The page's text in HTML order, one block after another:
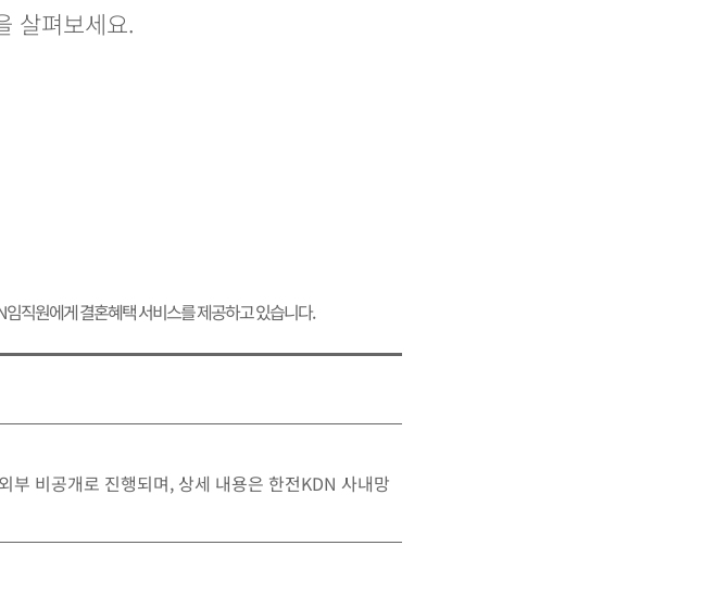
살펴보세요.
임직원에게 결혼혜택 서비스를 제공하고 있습니다.
부 비공개로 진행되며, 상세 내용은 한전KDN 사내망